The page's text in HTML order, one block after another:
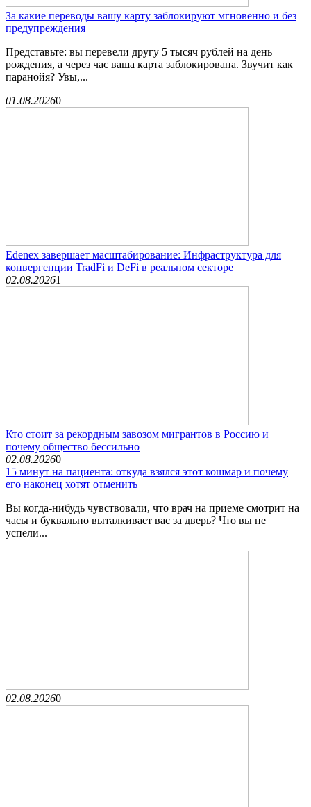
За какие переводы вашу карту заблокируют мгновенно и без
предупреждения
Представьте: вы перевели другу 5 тысяч рублей на день
рождения, а через час ваша карта заблокирована. Звучит как
паранойя? Увы,...
01.08.20260
Edenex завершает масштабирование: Инфраструктура для
конвергенции TradFi и DeFi в реальном секторе
02.08.20261
Кто стоит за рекордным завозом мигрантов в Россию и
почему общество бессильно
02.08.20260
15 минут на пациента: откуда взялся этот кошмар и почему
его наконец хотят отменить
Вы когда-нибудь чувствовали, что врач на приеме смотрит на
часы и буквально выталкивает вас за дверь? Что вы не
успели...
02.08.20260